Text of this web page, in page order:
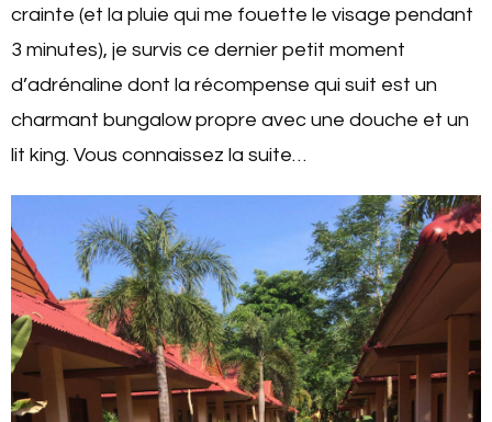
crainte (et la pluie qui me fouette le visage pendant
3 minutes), je survis ce dernier petit moment
d’adrénaline dont la récompense qui suit est un
charmant bungalow propre avec une douche et un
lit king. Vous connaissez la suite…